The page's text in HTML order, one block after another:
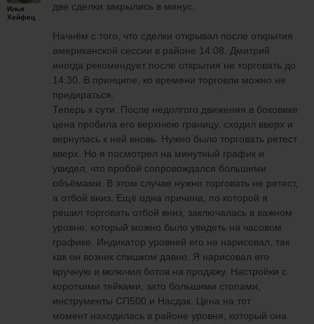
Илья
Хейфец
две сделки закрылись в минус.
Начнём с того, что сделки открывал после открытия
американской сессии в районе 14:08. Дмитрий
иногда рекомендует после открытия не торговать до
14:30. В принципе, ко времени торговли можно не
придираться.
Теперь к сути. После недолгого движения в боковике
цена пробила его верхнюю границу, сходил вверх и
вернулась к ней вновь. Нужно было торговать ретест
вверх. Но я посмотрел на минутный график и
увидел, что пробой сопровождался большими
объёмами. В этом случае нужно торговать не ретест,
а отбой вниз. Ещё одна причина, по которой я
решил торговать отбой вниз, заключалась в важном
уровне, который можно было увидеть на часовом
графике. Индикатор уровней его не нарисовал, так
как он возник слишком давно. Я нарисовал его
вручную и включил ботов на продажу. Настройки с
короткими тейками, зато большими стопами,
инструменты СП500 и Насдак. Цена на тот
момент находилась в районе уровня, который она